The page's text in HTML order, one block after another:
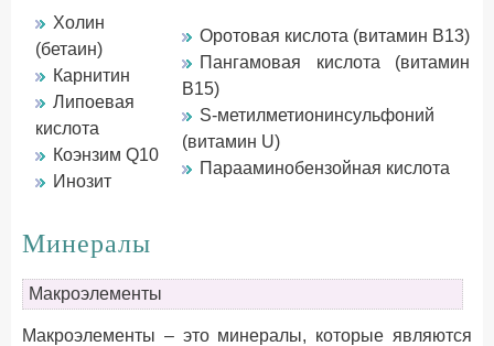
Холин
(бетаин)
Карнитин
Липоевая
кислота
Коэнзим Q10
Инозит
Оротовая кислота (витамин B13)
Пангамовая кислота (витамин
В15)
S-метилметионинсульфоний
(витамин U)
Парааминобензойная кислота
Минералы
Макроэлементы
Мaкроэлементы – это минералы, которые являются